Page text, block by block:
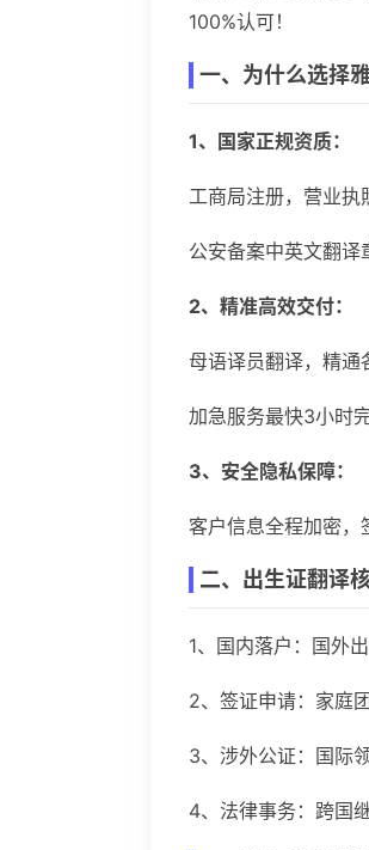
100%认可！
一、为什么选择
1、国家正规资质：
工商局注册，营业执
公安备案中英文翻译
2、精准高效交付：
母语译员翻译，精通
加急服务最快3小时
3、安全隐私保障：
客户信息全程加密，
二、出生证翻译
1、国内落户：国外
2、签证申请：家庭
3、涉外公证：国际
4、法律事务：跨国